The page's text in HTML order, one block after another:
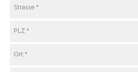
Strasse*
PLZ*
Ort*